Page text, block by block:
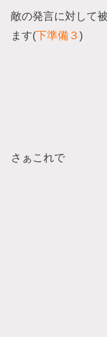
敵の発言に対して
ます(下準備３ )
さぁこれで